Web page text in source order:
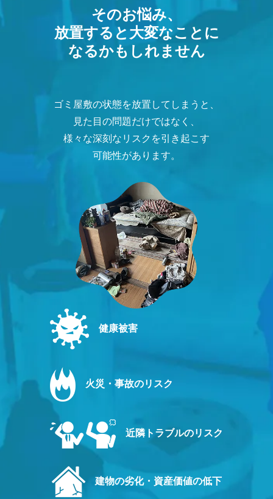
そのお悩み、
放置すると大変なことに
なるかもしれません
ゴミ屋敷の状態を放置してしまうと、
見た目の問題だけではなく、
様々な深刻なリスクを引き起こす
可能性があります。
健康被害
火災・事故のリスク
近隣トラブルのリスク
建物の劣化・資産価値の低下